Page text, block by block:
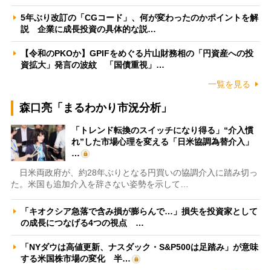
5年ぶり改訂の「CGコード」、何が変わったのかポイントを解
説 企業に成長投資の具体的な説…
【令和のPKOか】GPIFをめぐる片山財務相の「円資産への投
資拡大」発言の波紋 「国債重視」…
一覧を見る
森口亮「まるわかり市況分析」
「トレンド転換のスイッチになり得る」“介入慣
れ”した市場心理を変える「日米協調為替介入」
…
日米両政府が、約28年ぶりとなる円買いの協調介入に踏み切っ
た。米国も追加介入を辞さない姿勢を示して…
「キオクシア急落で含み損が膨らんで…」損失を投資家として
の成長につなげる4つの視点 …
「NYダウは高値更新、ナスダック・S&P500は足踏み」が意味
する米国株市場の変化 半…